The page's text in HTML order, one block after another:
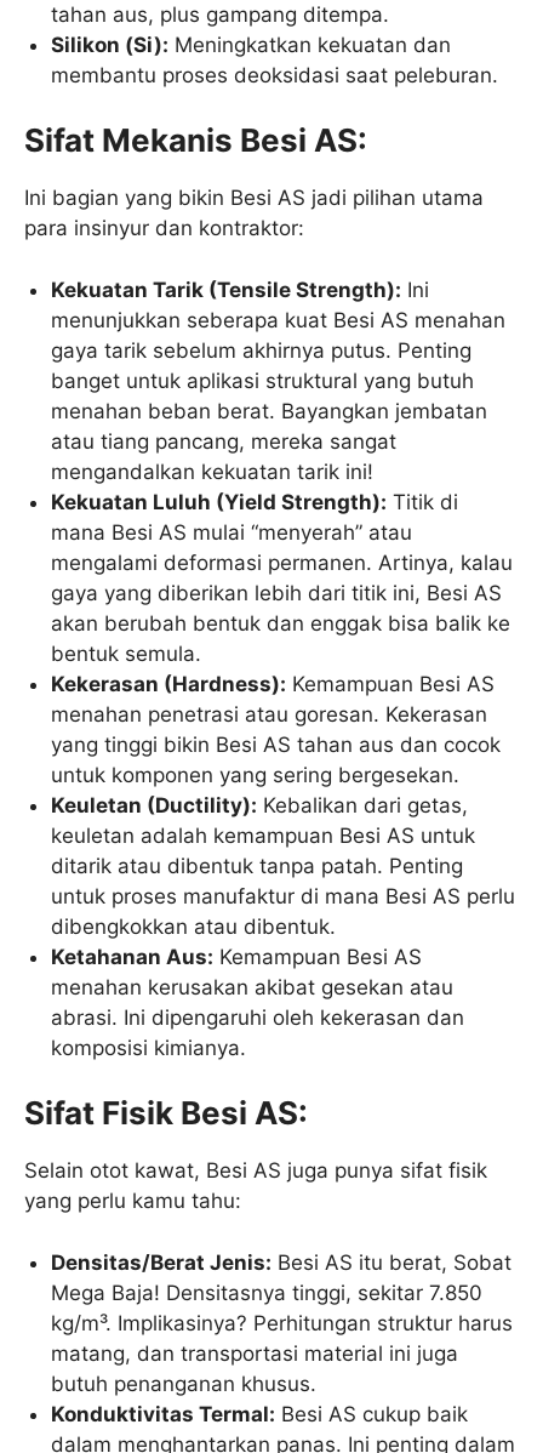
tahan aus, plus gampang ditempa.
Silikon (Si): Meningkatkan kekuatan dan
membantu proses deoksidasi saat peleburan.
Sifat Mekanis Besi AS:
Ini bagian yang bikin Besi AS jadi pilihan utama
para insinyur dan kontraktor:
Kekuatan Tarik (Tensile Strength): Ini
menunjukkan seberapa kuat Besi AS menahan
gaya tarik sebelum akhirnya putus. Penting
banget untuk aplikasi struktural yang butuh
menahan beban berat. Bayangkan jembatan
atau tiang pancang, mereka sangat
mengandalkan kekuatan tarik ini!
Kekuatan Luluh (Yield Strength): Titik di
mana Besi AS mulai “menyerah” atau
mengalami deformasi permanen. Artinya, kalau
gaya yang diberikan lebih dari titik ini, Besi AS
akan berubah bentuk dan enggak bisa balik ke
bentuk semula.
Kekerasan (Hardness): Kemampuan Besi AS
menahan penetrasi atau goresan. Kekerasan
yang tinggi bikin Besi AS tahan aus dan cocok
untuk komponen yang sering bergesekan.
Keuletan (Ductility): Kebalikan dari getas,
keuletan adalah kemampuan Besi AS untuk
ditarik atau dibentuk tanpa patah. Penting
untuk proses manufaktur di mana Besi AS perlu
dibengkokkan atau dibentuk.
Ketahanan Aus: Kemampuan Besi AS
menahan kerusakan akibat gesekan atau
abrasi. Ini dipengaruhi oleh kekerasan dan
komposisi kimianya.
Sifat Fisik Besi AS:
Selain otot kawat, Besi AS juga punya sifat fisik
yang perlu kamu tahu:
Densitas/Berat Jenis: Besi AS itu berat, Sobat
Mega Baja! Densitasnya tinggi, sekitar 7.850
kg/m³. Implikasinya? Perhitungan struktur harus
matang, dan transportasi material ini juga
butuh penanganan khusus.
Konduktivitas Termal: Besi AS cukup baik
dalam menghantarkan panas. Ini penting dalam